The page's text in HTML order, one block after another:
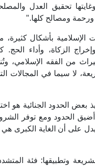
تحقيق العدل
ورحمة ومصالح كلها."
بأشكال كثيرة،
الزكاة، وأداء
من الفقه الإسلامي،
لا سيما في المجالات
بعض الحدود الجنائية هو
الحدود ومع توفر
على أن الغاية الكبرى
وتطبيقها: فئة